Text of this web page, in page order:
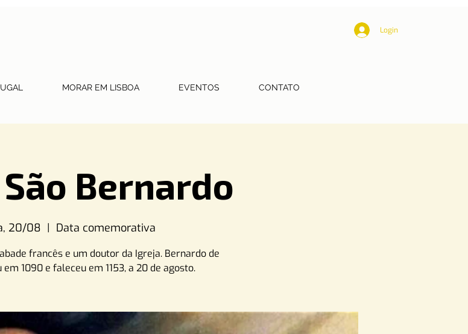
Login
MORAR EM LISBOA EVENTOS CONTATO
Bernardo
20/08
  |
Data comemorativa
francês e um doutor da Igreja. Bernardo de
1090 e faleceu em 1153, a 20 de agosto.